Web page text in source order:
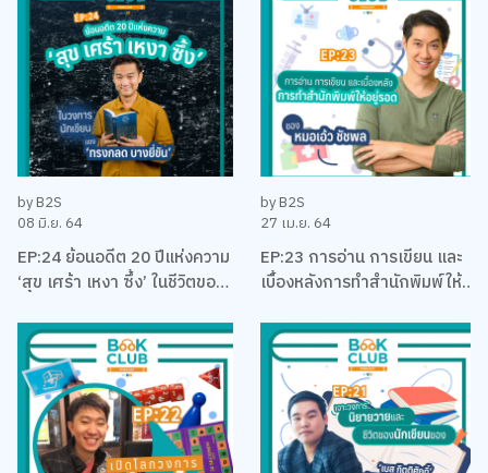
by B2S
08 มิ.ย. 64
EP:24 ย้อนอดีต 20 ปีแห่งความ
‘สุข เศร้า เหงา ซึ้ง’ ในชีวิตของ
‘ทรงกลด บางยี่ขัน’
by B2S
27 เม.ย. 64
EP:23 การอ่าน การเขียน และ
เบื้องหลังการทำสำนักพิมพ์ให้
แนะนำ กับหมอเอ้ว ชัชพล